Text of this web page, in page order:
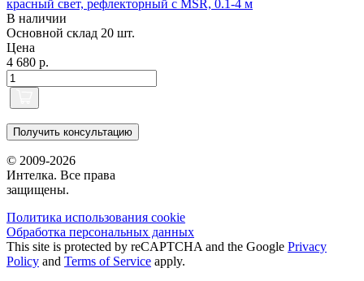
красный свет, рефлекторный с MSR, 0.1-4 м
В наличии
Основной склад 20 шт.
Цена
4 680 р.
Получить консультацию
© 2009-2026
Интелка. Все права
защищены.
Политика использования сookie
Обработка персональных данных
This site is protected by reCAPTCHA and the Google Privacy
Policy and Terms of Service apply.